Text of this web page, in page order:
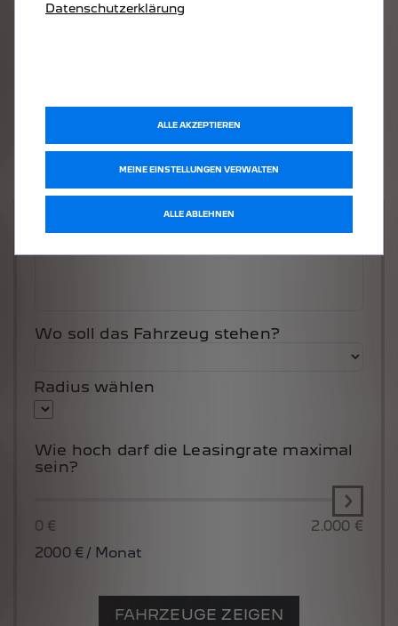
Wo soll das Fahrzeug stehen?
Radius wählen
Wie hoch darf die Leasingrate maximal
sein?
0 €
2.000 €
2000€ / Monat
FAHRZEUGE ZEIGEN
Datenschutzerklärung
MEINE EINSTELLUNGEN VERWALTEN
ALLE AKZEPTIEREN
ALLE ABLEHNEN